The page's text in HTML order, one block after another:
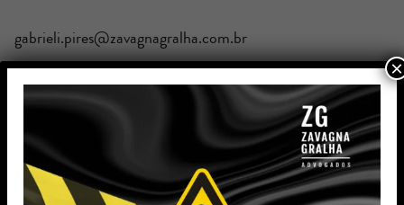
gabrieli.pires@zavagnagralha.com.br
Formação
Curso de Tecnologia da Informação - Instituto São
Benedito
Conclusão - Dezembro/2017
×